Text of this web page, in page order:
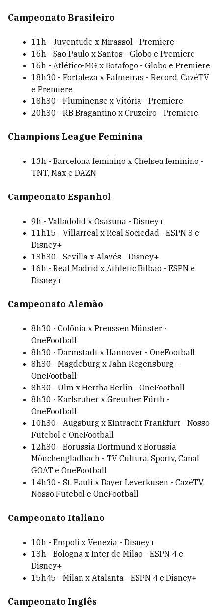
Campeonato Brasileiro
11h - Juventude x Mirassol - Premiere
16h - São Paulo x Santos - Globo e Premiere
16h - Atlético-MG x Botafogo - Globo e Premiere
18h30 - Fortaleza x Palmeiras - Record, CazéTV
e Premiere
18h30 - Fluminense x Vitória - Premiere
20h30 - RB Bragantino x Cruzeiro - Premiere
Champions League Feminina
13h - Barcelona feminino x Chelsea feminino -
TNT, Max e DAZN
Campeonato Espanhol
9h - Valladolid x Osasuna - Disney+
11h15 - Villarreal x Real Sociedad - ESPN 3 e
Disney+
13h30 - Sevilla x Alavés - Disney+
16h - Real Madrid x Athletic Bilbao - ESPN e
Disney+
Campeonato Alemão
8h30 - Colônia x Preussen Münster -
OneFootball
8h30 - Darmstadt x Hannover - OneFootball
8h30 - Magdeburg x Jahn Regensburg -
OneFootball
8h30 - Ulm x Hertha Berlin - OneFootball
8h30 - Karlsruher x Greuther Fürth -
OneFootball
10h30 - Augsburg x Eintracht Frankfurt - Nosso
Futebol e OneFootball
12h30 - Borussia Dortmund x Borussia
Mönchengladbach - TV Cultura, Sportv, Canal
GOAT e OneFootball
14h30 - St. Pauli x Bayer Leverkusen - CazéTV,
Nosso Futebol e OneFootball
Campeonato Italiano
10h - Empoli x Venezia - Disney+
13h - Bologna x Inter de Milão - ESPN 4 e
Disney+
15h45 - Milan x Atalanta - ESPN 4 e Disney+
Campeonato Inglês